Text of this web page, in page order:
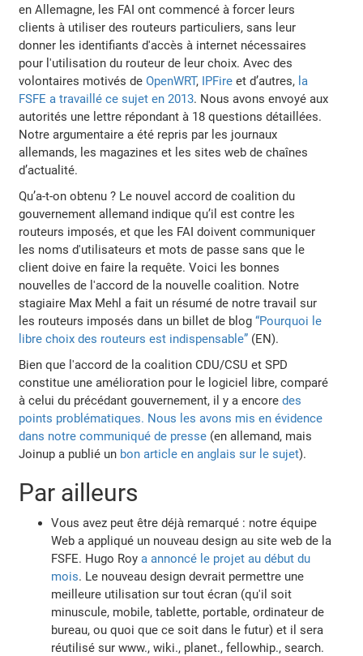
en Allemagne, les FAI ont commencé à forcer leurs
clients à utiliser des routeurs particuliers, sans leur
donner les identifiants d'accès à internet nécessaires
pour l'utilisation du routeur de leur choix. Avec des
volontaires motivés deOpenWRT, IPFire et d’autres, la
FSFE a travaillé ce sujet en 2013. Nous avons envoyé aux
autorités une lettre répondant à 18 questions détaillées.
Notre argumentaire a été repris par les journaux
allemands, les magazines et les sites web de chaînes
d’actualité.
Qu’a-t-on obtenu ? Le nouvel accord de coalition du
gouvernement allemand indique qu’il est contre les
routeurs imposés, et que les FAI doivent communiquer
les noms d'utilisateurs et mots de passe sans que le
client doive en faire la requête. Voici les bonnes
nouvelles de l'accord de la nouvelle coalition. Notre
stagiaire Max Mehl a fait un résumé de notre travail sur
les routeurs imposés dans un billet de blog“Pourquoi le
libre choix des routeurs est indispensable” (EN).
Bien que l'accord de la coalition CDU/CSU et SPD
constitue une amélioration pour le logiciel libre, comparé
à celui du précédant gouvernement, il y a encoredes
points problématiques. Nous les avons mis en évidence
dans notre communiqué de presse (en allemand, mais
Joinup a publié un bon article en anglais sur le sujet).
Par ailleurs
Vous avez peut être déjà remarqué : notre équipe
Web a appliqué un nouveau design au site web de la
FSFE. Hugo Roya annoncé le projet au début du
mois. Le nouveau design devrait permettre une
meilleure utilisation sur tout écran (qu'il soit
minuscule, mobile, tablette, portable, ordinateur de
bureau, ou quoi que ce soit dans le futur) et il sera
réutilisé sur www., wiki., planet., fellowhip., search.